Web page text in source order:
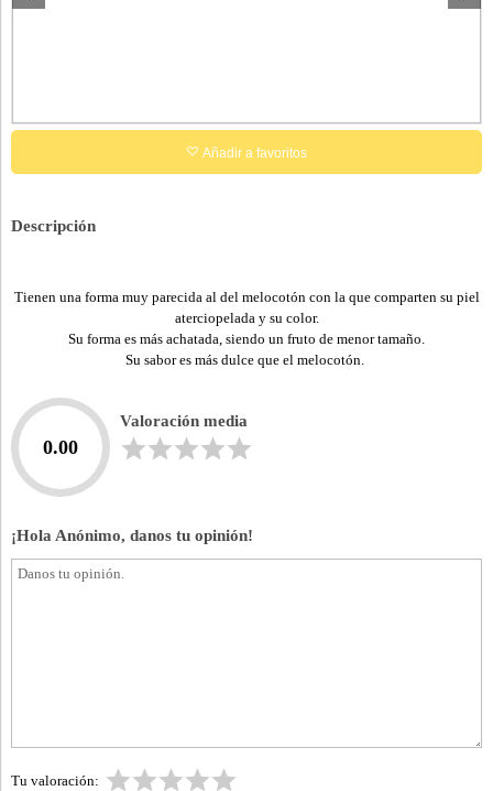
Añadir a favoritos
Descripción
Tienen una forma muy parecida al del melocotón con la que comparten su piel
aterciopelada y su color.
Su forma es más achatada, siendo un fruto de menor tamaño.
Su sabor es más dulce que el melocotón.
0.00
Valoración media
¡Hola Anónimo, danos tu opinión!
Tu valoración: